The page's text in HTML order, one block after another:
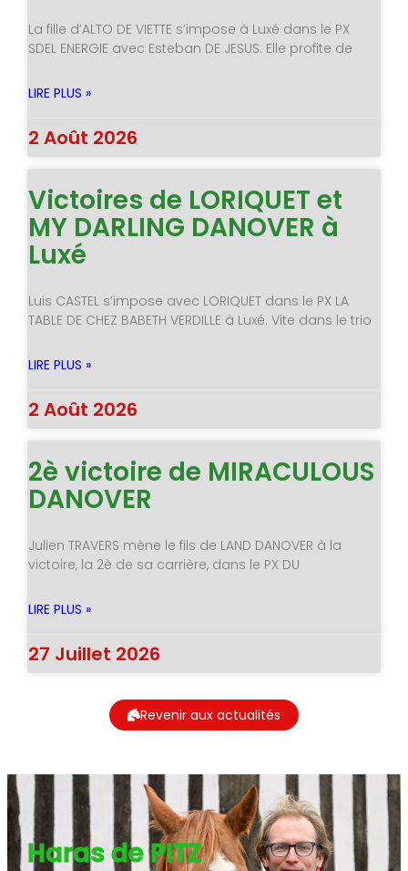
La fille d’ALTO DE VIETTE s’impose à Luxé dans le PX
SDEL ENERGIE avec Esteban DE JESUS. Elle profite de
LIRE PLUS »
2 Août 2026
Victoires de LORIQUET et
MY DARLING DANOVER à
Luxé
Luis CASTEL s’impose avec LORIQUET dans le PX LA
TABLE DE CHEZ BABETH VERDILLE à Luxé. Vite dans le trio
LIRE PLUS »
2 Août 2026
2è victoire de MIRACULOUS
DANOVER
Julien TRAVERS mène le fils de LAND DANOVER à la
victoire, la 2è de sa carrière, dans le PX DU
LIRE PLUS »
27 Juillet 2026
Revenir aux actualités
Haras de PITZ